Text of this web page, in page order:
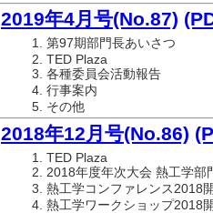
2019年4月号(No.87)
第97期部門長あいさつ
TED Plaza
各種委員会活動報告
行事案内
その他
2018年12月号(No.86)
TED Plaza
2018年度年次大会 熱工学部
熱工学コンファレンス2018
熱工学ワークショップ2018